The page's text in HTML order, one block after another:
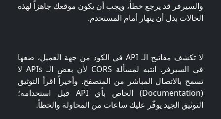
والسيرفر قد يرجع خطأ، ويجب أن يكون موقعك جاهزاً لهذه
الحالات بدل أن ينهار أمام المستخدم.
لا تكشف مفاتيح الـ API في الكود من جهة العميل، ضعها
في السيرفر. انتبه لمسألة CORS لأن بعض الـ APIs لا
تسمح بالاتصال المباشر من المتصفح. وأخيراً اقرأ التوثيق
(Documentation) الخاص بأي API قبل استخدامه؛
التوثيق الجيد يوفّر عليك ساعات من المحاولة والخطأ.